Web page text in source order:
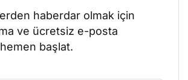
haberdar olmak için
ve ücretsiz e-posta
başlat.